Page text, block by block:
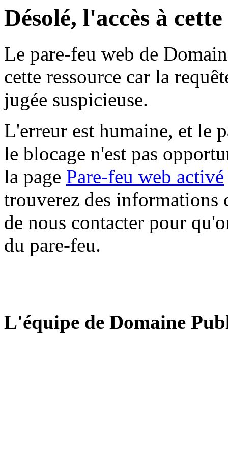
Désolé, l'accès à
Le pare-feu web de
cette ressource car la
jugée suspicieuse.
L'erreur est humaine, et le
le blocage n'est pas
la page Pare-feu web activé
trouverez des informations
de nous contacter pour
du pare-feu.
L'équipe de Domaine